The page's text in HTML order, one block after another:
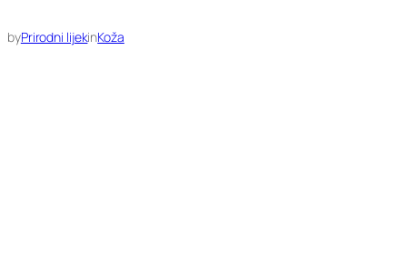
byPrirodni lijekinKoža